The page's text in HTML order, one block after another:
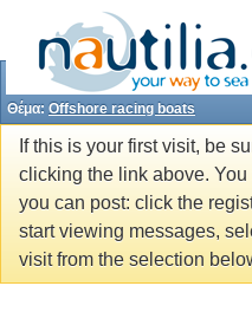
Θέμα: Offshore racing boats
If this is your first visit, be
clicking the link above. You
you can post: click the
start viewing messages,
visit from the selection